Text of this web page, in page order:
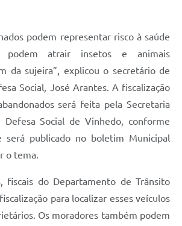
podem representar risco à saúde
podem atrair insetos e animais
da sujeira”, explicou o secretário de
Social, José Arantes. A fiscalização
será feita pela Secretaria
Defesa Social de Vinhedo, conforme
será publicado no boletim Municipal
o tema.
fiscais do Departamento de Trânsito
para localizar esses veículos
Os moradores também podem